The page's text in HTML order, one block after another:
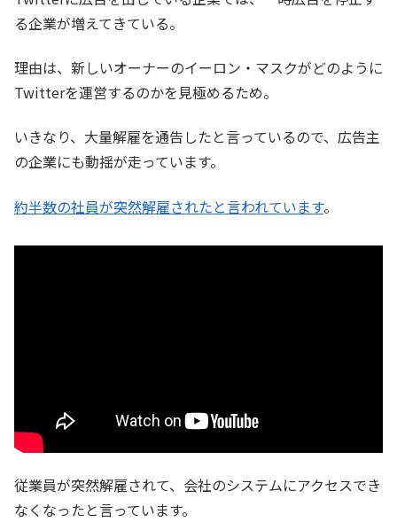
る企業が増えてきている。
理由は、新しいオーナーのイーロン・マスクがどのように
Twitterを運営するのかを見極めるため。
いきなり、大量解雇を通告したと言っているので、広告主
の企業にも動揺が走っています。
約半数の社員が突然解雇されたと言われています。
従業員が突然解雇されて、会社のシステムにアクセスでき
なくなったと言っています。